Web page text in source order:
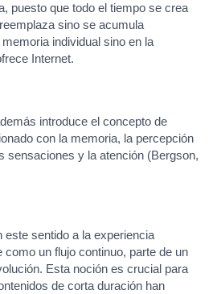
puesto que todo el tiempo se crea
sino se acumula
individual sino en la
Internet.
introduce el concepto de
con la memoria, la percepción
sensaciones y la atención (Bergson,
este sentido a la experiencia
como un flujo continuo, parte de un
Esta noción es crucial para
de corta duración han